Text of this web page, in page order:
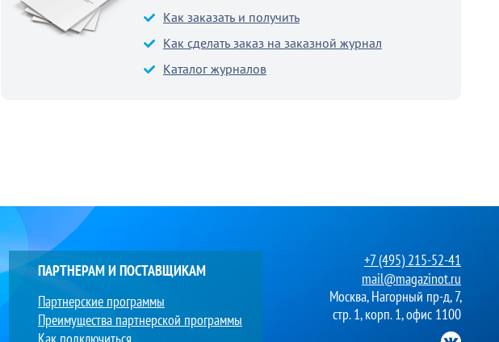
Как заказать и получить
Как сделать заказ на заказной журнал
Каталог журналов
ПАРТНЕРАМ И ПОСТАВЩИКАМ
Партнерские программы
Преимущества партнерской программы
+7 (495) 215-52-41
mail@magazinot.ru
Москва, Нагорный пр-д, 7,
стр. 1, корп. 1, офис 1100